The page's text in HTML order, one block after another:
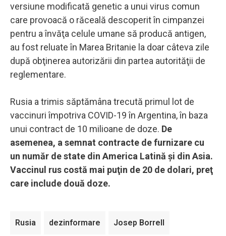
versiune modificată genetic a unui virus comun
care provoacă o răceală descoperit în cimpanzei
pentru a învăţa celule umane să producă antigen,
au fost reluate în Marea Britanie la doar câteva zile
după obţinerea autorizării din partea autorităţii de
reglementare.
Rusia a trimis săptămâna trecută primul lot de
vaccinuri împotriva COVID-19 în Argentina, în baza
unui contract de 10 milioane de doze. De
asemenea, a semnat contracte de furnizare cu
un număr de state din America Latină şi din Asia.
Vaccinul rus costă mai puţin de 20 de dolari, preţ
care include două doze.
Rusia dezinformare Josep Borrell